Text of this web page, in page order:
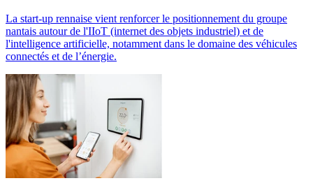
La start-up rennaise vient renforcer le positionnement du groupe
nantais autour de l'IIoT (internet des objets industriel) et de
l'intelligence artificielle, notamment dans le domaine des véhicules
connectés et de l’énergie.